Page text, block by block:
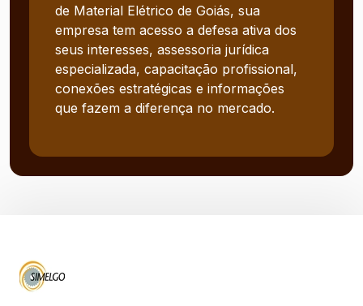
de Material Elétrico de Goiás, sua
empresa tem acesso a defesa ativa dos
seus interesses, assessoria jurídica
especializada, capacitação profissional,
conexões estratégicas e informações
que fazem a diferença no mercado.